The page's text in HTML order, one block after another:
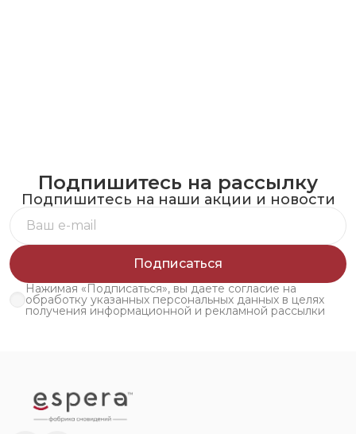
Подпишитесь на рассылку
Подпишитесь на наши акции и новости
Подписаться
Нажимая «Подписаться», вы даете согласие на
обработку указанных персональных данных в целях
получения информационной и рекламной рассылки